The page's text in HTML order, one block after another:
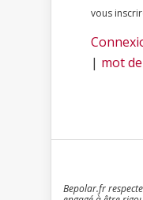
vous
| mot
Bepolar.fr